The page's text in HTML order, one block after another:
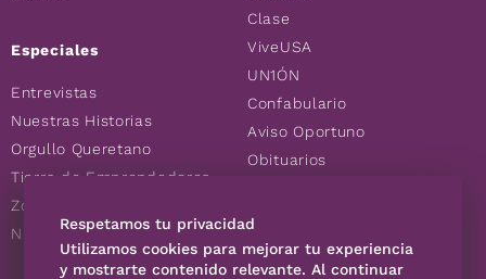
Especiales
Entrevistas
Nuestras Historias
Orgullo Queretano
Tierra de Emprendedores
Zoociales
Nuevos Queretanos
Clase
ViveUSA
UN1ÓN
Confabulario
Aviso Oportuno
Obituarios
Consultas
Respetamos tu privacidad
Utilizamos cookies para mejorar tu experiencia
y mostrarte contenido relevante. Al continuar